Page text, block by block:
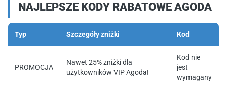
NAJLEPSZE KODY RABATOWE AGODA
Typ Szczegóły zniżki Kod
PROMOCJA
Nawet 25% zniżki dla
użytkowników VIP Agoda!
Kod nie
jest
wymagany